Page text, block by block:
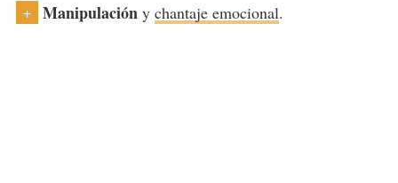
+ Manipulacióny chantaje emocional.